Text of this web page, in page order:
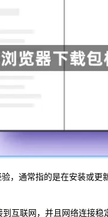
，通常指的是在安装或
互联网，并且网络连接稳